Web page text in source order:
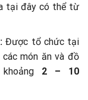
tại đây có thể từ
Được tổ chức tại
các món ăn và đồ
2 – 10